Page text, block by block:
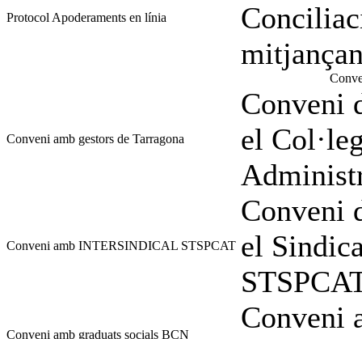
Protocol Apoderaments en línia
Conveni amb gestors de Tarragona
Conveni
el
Conveni amb INTERSINDICAL STSPCAT
Conveni
el
Conveni amb graduats socials BCN
Conveni